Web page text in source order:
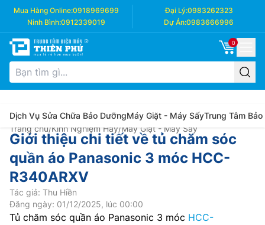
Mua Hàng Online:0918969699 Đại Lý:0983262323
Ninh Bình:0912339019 Dự Án:0983666996
0
Dịch Vụ Sửa Chữa Bảo DưỡngMáy Giặt - Máy SấyTrung Tâm Bảo
Trang chủ/Kinh Nghiệm Hay/Máy Giặt - Máy Sấy
Giới thiệu chi tiết về tủ chăm sóc
quần áo Panasonic 3 móc HCC-
R340ARXV
Tác giả: Thu Hiền
Đăng ngày: 01/12/2025, lúc 00:00
Tủ chăm sóc quần áo Panasonic 3 móc HCC-